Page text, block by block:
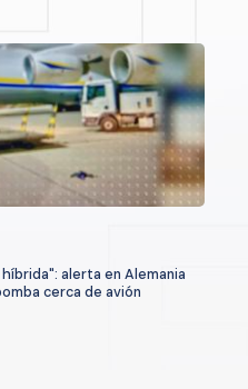
alerta en Alemania
cerca de avión